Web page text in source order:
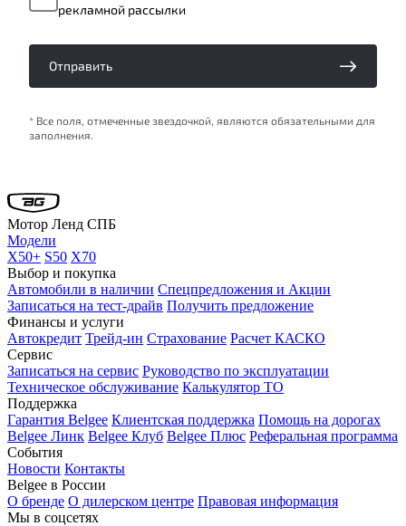
рекламной рассылки
Отправить
* Все поля, отмеченные звездочкой, являются обязательными для
заполнения.
Мотор Ленд СПБ
Модели
X50+ S50 X70
Выбор и покупка
Автомобили в наличии Спецпредложения и Акции
Записаться на тест-драйв Получить предложение
Финансы и услуги
Автокредит Трейд-ин Страхование Расчет КАСКО
Сервис
Записаться на сервис Руководство по эксплуатации
Техническое обслуживание Калькулятор ТО
Поддержка
Гарантия Belgee Клиентская поддержка Помощь на дорогах
Belgee Линк Belgee Клуб Belgee Плюс Реферальная программа
События
Новости Контакты
Belgee в России
О бренде О дилерском центре Правовая информация
Мы в соцсетях